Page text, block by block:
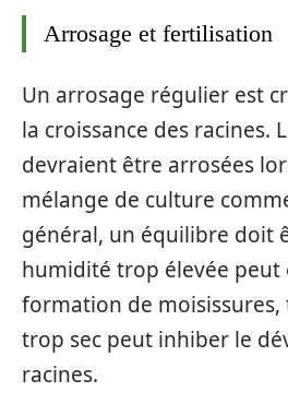
Arrosage et fertilisation
Un arrosage régulier est
la croissance des racines.
devraient être arrosées
mélange de culture
général, un équilibre doit
humidité trop élevée peut
formation de moisissures,
trop sec peut inhiber le
racines.